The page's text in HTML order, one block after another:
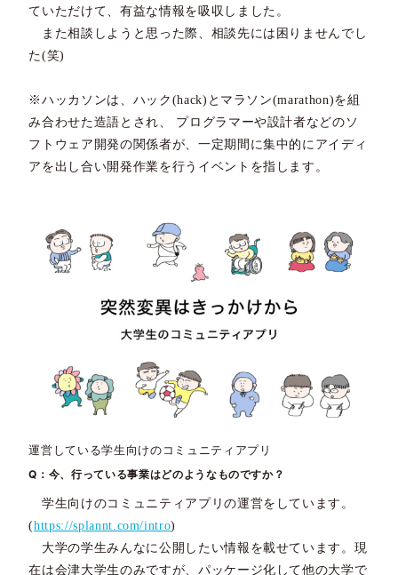
ていただけて、有益な情報を吸収しました。
また相談しようと思った際、相談先には困りませんでし
た(笑)
※ハッカソンは、ハック(hack)とマラソン(marathon)を組
み合わせた造語とされ、 プログラマーや設計者などのソ
フトウェア開発の関係者が、一定期間に集中的にアイディ
アを出し合い開発作業を行うイベントを指します。
運営している学生向けのコミュニティアプリ
Q：今、行っている事業はどのようなものですか？
学生向けのコミュニティアプリの運営をしています。
(https://splannt.com/intro)
大学の学生みんなに公開したい情報を載せています。現
在は会津大学生のみですが、パッケージ化して他の大学で